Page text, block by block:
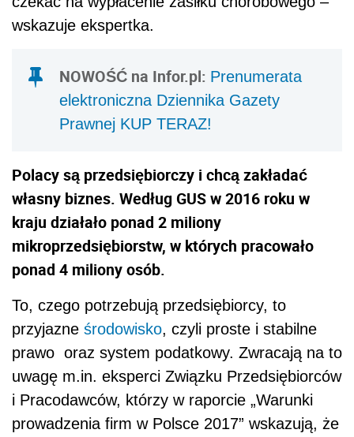
wskazuje ekspertka.
NOWOŚĆ na Infor.pl: Prenumerata
elektroniczna Dziennika Gazety
Prawnej KUP TERAZ!
Polacy są przedsiębiorczy i chcą zakładać
własny biznes. Według GUS w 2016 roku w
kraju działało ponad 2 miliony
mikroprzedsiębiorstw, w których pracowało
ponad 4 miliony osób.
To, czego potrzebują przedsiębiorcy, to
przyjazne środowisko, czyli proste i stabilne
prawo oraz system podatkowy. Zwracają na to
uwagę m.in. eksperci Związku Przedsiębiorców
i Pracodawców, którzy w raporcie „Warunki
prowadzenia firm w Polsce 2017” wskazują, że